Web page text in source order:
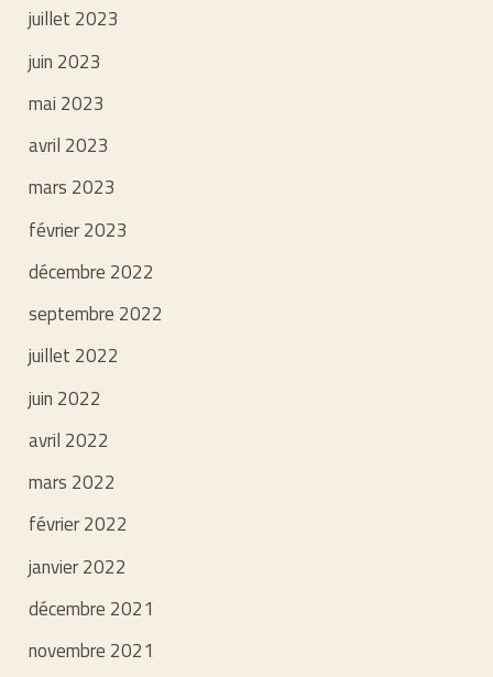
juillet 2023
juin 2023
mai 2023
avril 2023
mars 2023
février 2023
décembre 2022
septembre 2022
juillet 2022
juin 2022
avril 2022
mars 2022
février 2022
janvier 2022
décembre 2021
novembre 2021